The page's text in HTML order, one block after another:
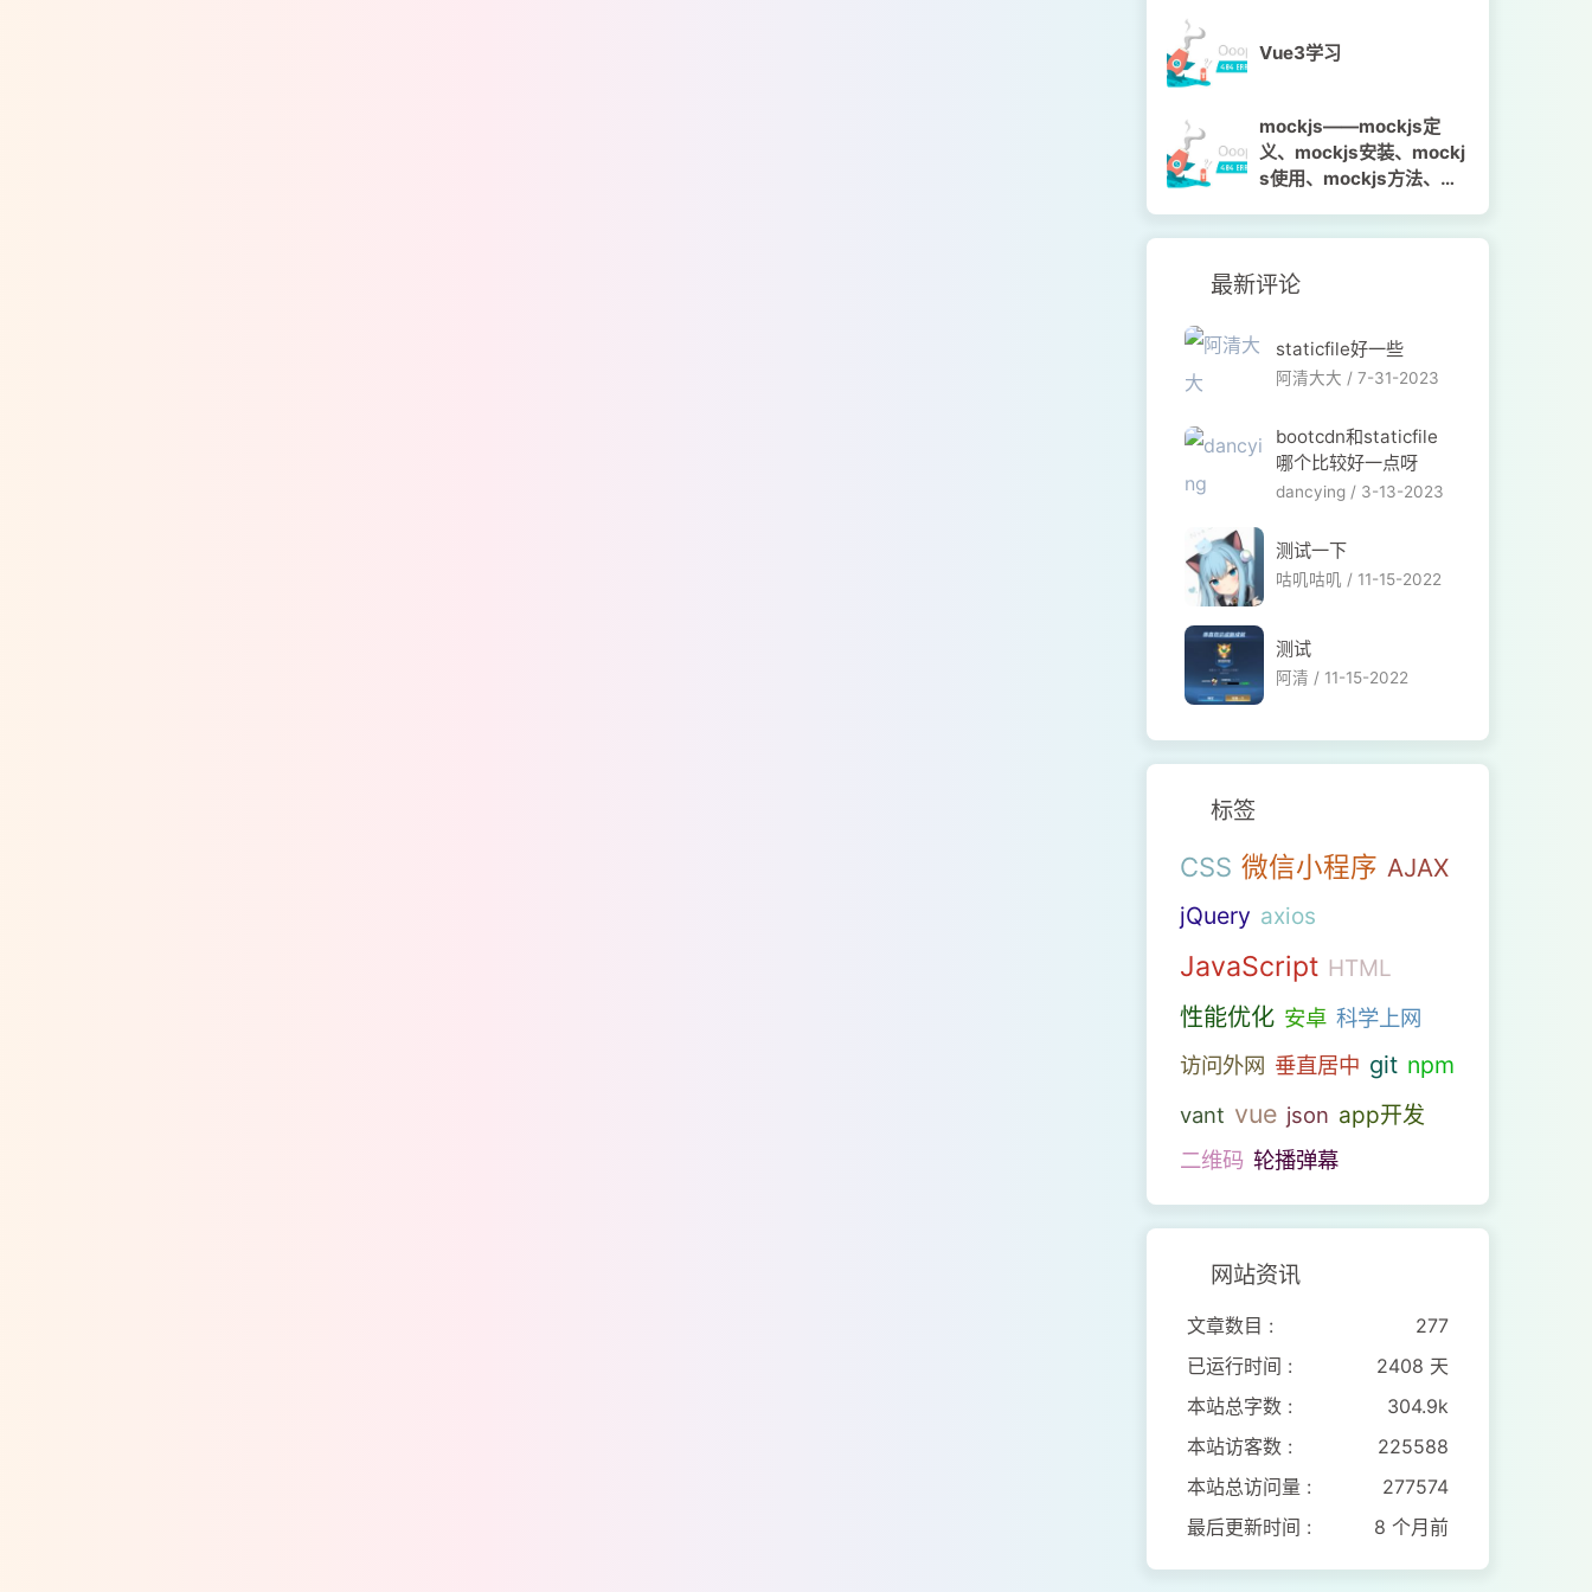
Vue3学习
mockjs——mockjs定
义、mockjs安装、mockj
s使用、mockjs方法、mo
最新评论
staticfile好一些
阿清大大 / 7-31-2023
bootcdn和staticfile
哪个比较好一点呀
dancying / 3-13-2023
测试一下
咕叽咕叽 / 11-15-2022
测试
阿清 / 11-15-2022
标签
CSS 微信小程序 AJAX
jQuery axios
JavaScript HTML
性能优化 安卓 科学上网
访问外网 垂直居中 git npm
vant vue json app开发
二维码 轮播弹幕
网站资讯
文章数目 :
277
已运行时间 :
2408 天
本站总字数 :
304.9k
本站访客数 :
225588
本站总访问量 :
277574
最后更新时间 :
8 个月前